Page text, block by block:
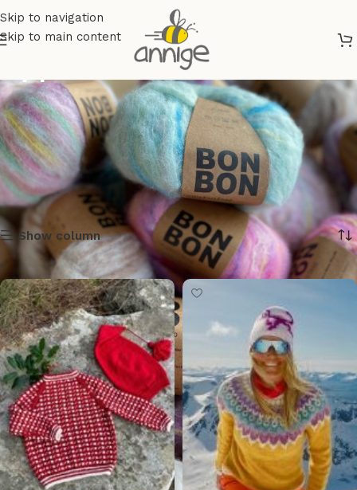
Skip to navigation
Skip to main content
Oppskrifter
Show column